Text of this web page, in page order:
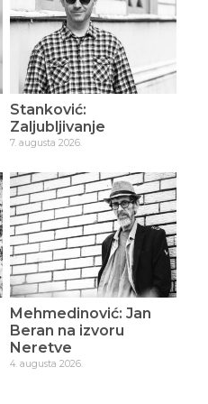
Stanković:
Zaljubljivanje
7. augusta 2026.
Mehmedinović: Jan
Beran na izvoru
Neretve
4. augusta 2026.